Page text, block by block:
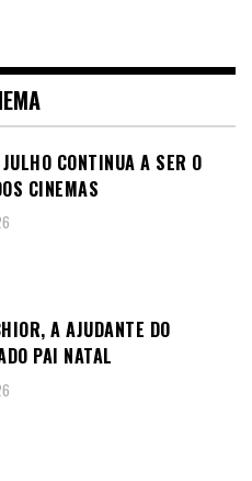
CONTINUA A SER O
CINEMAS
A AJUDANTE DO
PAI NATAL